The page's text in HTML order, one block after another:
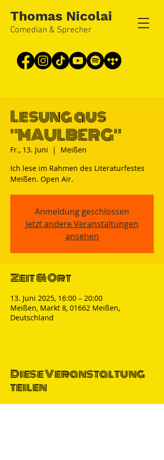
Thomas Nicolai
Comedian & Sprecher
Lesung aus
"MAULBERG"
Fr., 13. Juni
  |
Meißen
Ich lese im Rahmen des Literaturfestes
Meißen. Open Air.
Anmeldung geschlossen
Jetzt andere Veranstaltungen
ansehen
Zeit & Ort
13. Juni 2025, 16:00 – 20:00
Meißen, Markt 8, 01662 Meißen,
Deutschland
Diese Veranstaltung
teilen